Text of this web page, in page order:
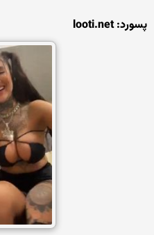
پسورد: looti.net